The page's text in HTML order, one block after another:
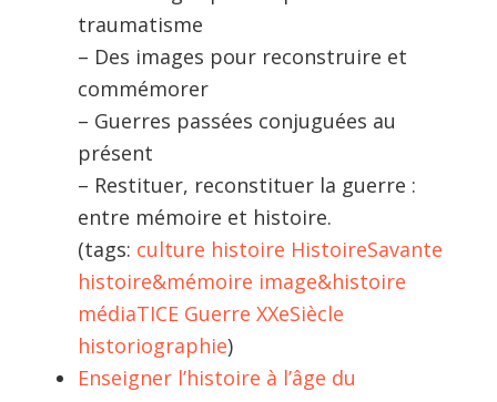
traumatisme
– Des images pour reconstruire et
commémorer
– Guerres passées conjuguées au
présent
– Restituer, reconstituer la guerre :
entre mémoire et histoire.
(tags: culture histoire HistoireSavante
histoire&mémoire image&histoire
médiaTICE Guerre XXeSiècle
historiographie)
Enseigner l’histoire à l’âge du